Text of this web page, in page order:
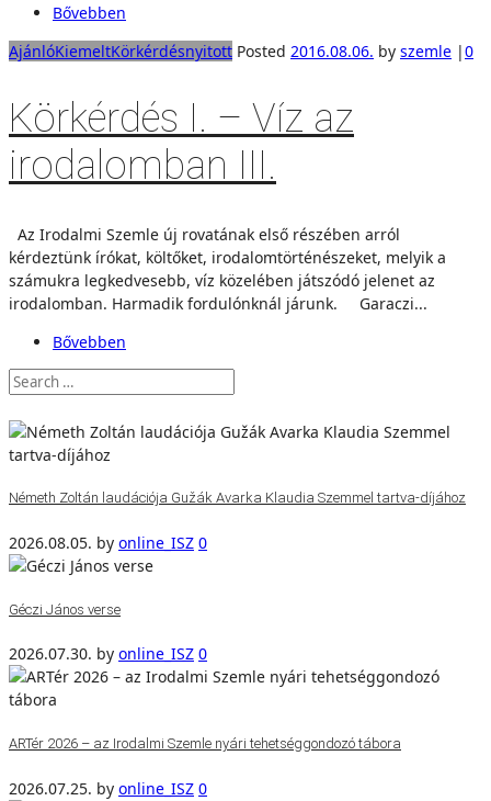
Bővebben
AjánlóKiemeltKörkérdésnyitott Posted 2016.08.06. by szemle |0
Körkérdés I. – Víz az
irodalomban III.
Az Irodalmi Szemle új rovatának első részében arról
kérdeztünk írókat, költőket, irodalomtörténészeket, melyik a
számukra legkedvesebb, víz közelében játszódó jelenet az
irodalomban. Harmadik fordulónknál járunk. Garaczi...
Bővebben
Németh Zoltán laudációja Gužák Avarka Klaudia Szemmel tartva-díjához
2026.08.05. by online_ISZ 0
Géczi János verse
2026.07.30. by online_ISZ 0
ARTér 2026 – az Irodalmi Szemle nyári tehetséggondozó tábora
2026.07.25. by online_ISZ 0